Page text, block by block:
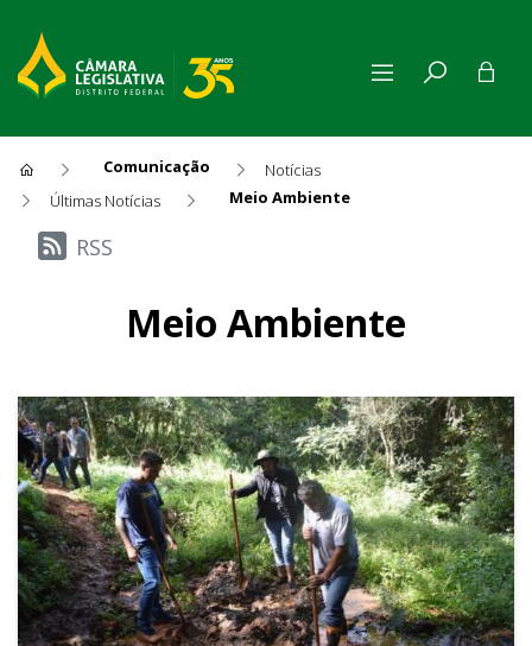
Comunicação
Notícias
Últimas Notícias
Meio Ambiente
Últimas Notícias
RSS
Meio Ambiente